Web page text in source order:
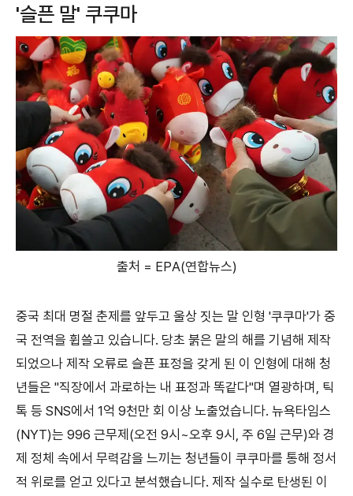
'슬픈 말' 쿠쿠마
출처 = EPA(연합뉴스)
중국 최대 명절 춘제를 앞두고 울상 짓는 말 인형 '쿠쿠마'가 중
국 전역을 휩쓸고 있습니다. 당초 붉은 말의 해를 기념해 제작
되었으나 제작 오류로 슬픈 표정을 갖게 된 이 인형에 대해 청
년들은 "직장에서 과로하는 내 표정과 똑같다"며 열광하며, 틱
톡 등 SNS에서 1억 9천만 회 이상 노출었습니다. 뉴욕타임스
(NYT)는 996 근무제(오전 9시~오후 9시, 주 6일 근무)와 경
제 정체 속에서 무력감을 느끼는 청년들이 쿠쿠마를 통해 정서
적 위로를 얻고 있다고 분석했습니다. 제작 실수로 탄생된 이